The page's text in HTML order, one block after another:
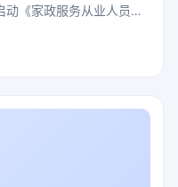
《家政服务从业人员心